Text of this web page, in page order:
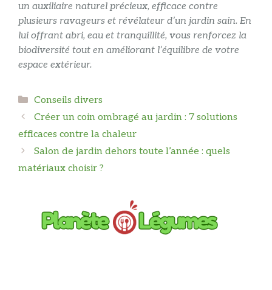
un auxiliaire naturel précieux, efficace contre
plusieurs ravageurs et révélateur d’un jardin sain. En
lui offrant abri, eau et tranquillité, vous renforcez la
biodiversité tout en améliorant l’équilibre de votre
espace extérieur.
Catégories
Conseils divers
Créer un coin ombragé au jardin : 7 solutions
efficaces contre la chaleur
Salon de jardin dehors toute l’année : quels
matériaux choisir ?